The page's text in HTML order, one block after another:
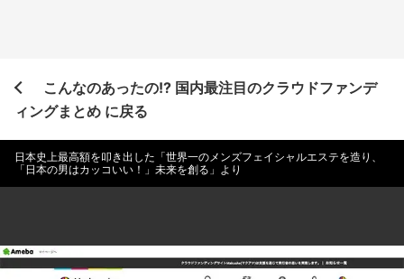
こんなのあったの!? 国内最注目のクラウドファンデ
ィングまとめ に戻る
日本史上最高額を叩き出した「世界一のメンズフェイシャルエステを造り、
「日本の男はカッコいい！」未来を創る」より